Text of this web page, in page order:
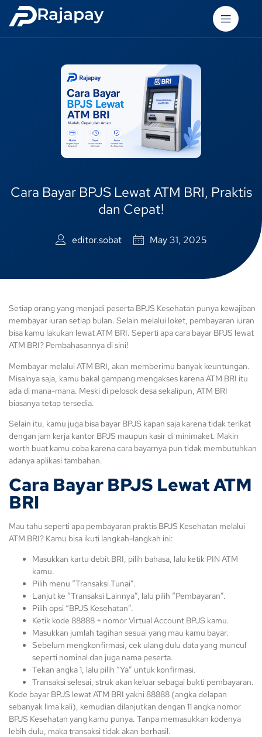
Rajapay
Cara Bayar BPJS Lewat ATM BRI, Praktis
dan Cepat!
editor.sobat May 31, 2025
Setiap orang yang menjadi peserta BPJS Kesehatan punya kewajiban
membayar iuran setiap bulan. Selain melalui loket, pembayaran iuran
bisa kamu lakukan lewat ATM BRI. Seperti apa cara bayar BPJS lewat
ATM BRI? Pembahasannya di sini!
Membayar melalui ATM BRI, akan memberimu banyak keuntungan.
Misalnya saja, kamu bakal gampang mengakses karena ATM BRI itu
ada di mana-mana. Meski di pelosok desa sekalipun, ATM BRI
biasanya tetap tersedia.
Selain itu, kamu juga bisa bayar BPJS kapan saja karena tidak terikat
dengan jam kerja kantor BPJS maupun kasir di minimaket. Makin
worth buat kamu coba karena cara bayarnya pun tidak membutuhkan
adanya aplikasi tambahan.
Cara Bayar BPJS Lewat ATM
BRI
Mau tahu seperti apa pembayaran praktis BPJS Kesehatan melalui
ATM BRI? Kamu bisa ikuti langkah-langkah ini:
Masukkan kartu debit BRI, pilih bahasa, lalu ketik PIN ATM
kamu.
Pilih menu “Transaksi Tunai”.
Lanjut ke “Transaksi Lainnya”, lalu pilih “Pembayaran”.
Pilih opsi “BPJS Kesehatan”.
Ketik kode 88888 + nomor Virtual Account BPJS kamu.
Masukkan jumlah tagihan sesuai yang mau kamu bayar.
Sebelum mengkonfirmasi, cek ulang dulu data yang muncul
seperti nominal dan juga nama peserta.
Tekan angka 1, lalu pilih “Ya” untuk konfirmasi.
Transaksi selesai, struk akan keluar sebagai bukti pembayaran.
Kode bayar BPJS lewat ATM BRI yakni 88888 (angka delapan
sebanyak lima kali), kemudian dilanjutkan dengan 11 angka nomor
BPJS Kesehatan yang kamu punya. Tanpa memasukkan kodenya
lebih dulu, maka transaksi tidak akan berhasil.